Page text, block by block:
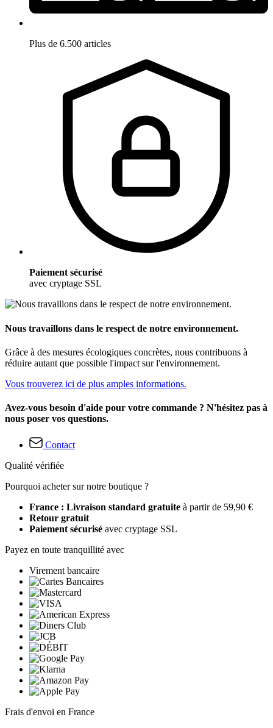
Plus de 6.500 articles
Paiement sécurisé
avec cryptage SSL
Nous travaillons dans le respect de notre environnement.
Grâce à des mesures écologiques concrètes, nous contribuons à
réduire autant que possible l'impact sur l'environnement.
Vous trouverez ici de plus amples informations.
Avez-vous besoin d'aide pour votre commande ? N'hésitez pas à
nous poser vos questions.
Contact
Qualité vérifiée
Pourquoi acheter sur notre boutique ?
France : Livraison standard gratuite à partir de 59,90 €
Retour gratuit
Paiement sécurisé avec cryptage SSL
Payez en toute tranquillité avec
Virement bancaire
Frais d'envoi en France